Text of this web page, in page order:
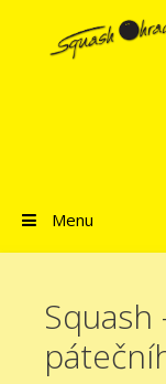
Přeskočit na obsah
Menu
Squash